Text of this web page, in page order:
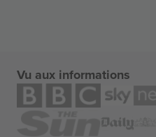
Vu aux informations